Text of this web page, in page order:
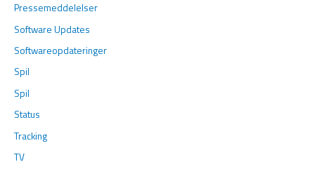
Pressemeddelelser
Software Updates
Softwareopdateringer
Spil
Spil
Status
Tracking
TV